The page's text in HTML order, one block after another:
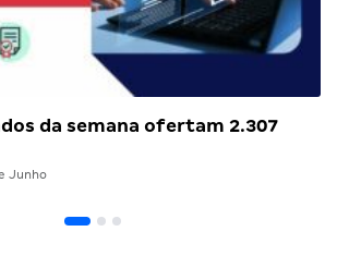
da semana ofertam 2.307
Junho